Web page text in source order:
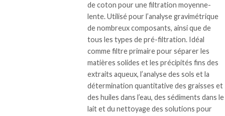
de coton pour une filtration moyenne-
lente. Utilisé pour l’analyse gravimétrique
de nombreux composants, ainsi que de
tous les types de pré-filtration. Idéal
comme filtre primaire pour séparer les
matières solides et les précipités fins des
extraits aqueux, l’analyse des sols et la
détermination quantitative des graisses et
des huiles dans l’eau, des sédiments dans le
lait et du nettoyage des solutions pour